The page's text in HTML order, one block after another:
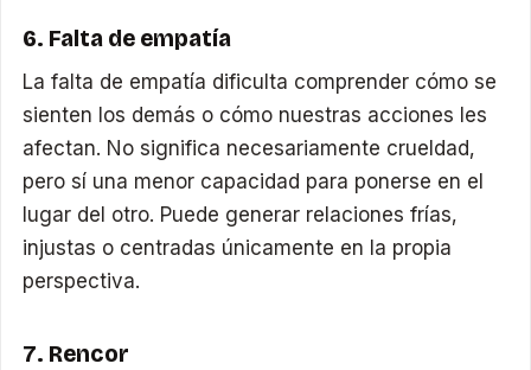
6. Falta de empatía
La falta de empatía dificulta comprender cómo se
sienten los demás o cómo nuestras acciones les
afectan. No significa necesariamente crueldad,
pero sí una menor capacidad para ponerse en el
lugar del otro. Puede generar relaciones frías,
injustas o centradas únicamente en la propia
perspectiva.
7. Rencor